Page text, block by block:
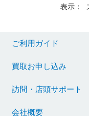
表示：
ご利用ガイド
買取お申し込み
訪問・店頭サポート
会社概要